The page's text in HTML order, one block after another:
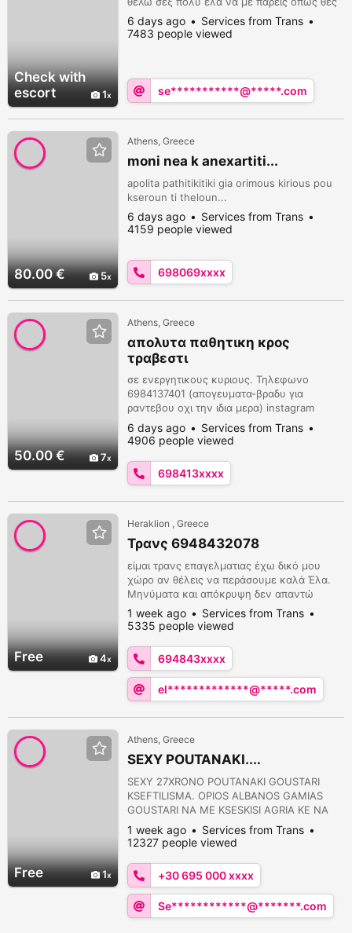
Check with
escort
1
6 days ago
Services from Trans
7483 people viewed
se***********@*****.com
80.00 € 5
Athens, Greece
moni nea k anexartiti...
apolita pathitikitiki gia orimous kirious pou
kseroun ti theloun...
6 days ago
Services from Trans
4159 people viewed
698069xxxx
50.00 € 7
Athens, Greece
απολυτα παθητικη κρος
τραβεστι
σε ενεργητικους κυριους. Τηλεφωνο
6984137401 (απογευματα-βραδυ για
ραντεβου οχι την ιδια μερα) instagram
cassiopetrav
6 days ago
Services from Trans
4906 people viewed
698413xxxx
Free 4
Heraklion , Greece
Τρανς 6948432078
είμαι τρανς επαγελματιας έχω δικό μου
χώρο αν θέλεις να περάσουμε καλά Έλα.
Μηνύματα και απόκρυψη δεν απαντώ
1 week ago
Services from Trans
5335 people viewed
694843xxxx
el*************@*****.com
Free 1
Athens, Greece
SEXY POUTANAKI....
SEXY 27XRONO POUTANAKI GOUSTARI
KSEFTILISMA. OPIOS ALBANOS GAMIAS
GOUSTARI NA ME KSESKISI AGRIA KE NA
ME XISI PANTOU AS STILI MINIMA NA
KANONISOUME SINANTISI. ERXESE MOU
GAMAS AGRIA TO STOMATAKI KE TO
KOLARAKI OSES FORES GOUSTARIS ME
XINIS KE FEBGIS. MESA KE SE PARTOUZA
ME 1 I PERISOTEROUS FILOUS SOU. NA
MOU GAMATE OLES TIS TRIPES
1 week ago
Services from Trans
12327 people viewed
+30 695 000 xxxx
Se************@*******.com